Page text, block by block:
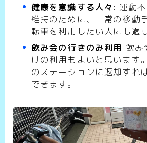
健康を意識する人々 : 運動
維持のために、日常の移動
転車を利用したい人にも適
飲み会の行きのみ利用 :飲み
けの利用もよいと思います
のステーションに返却すれ
できます。